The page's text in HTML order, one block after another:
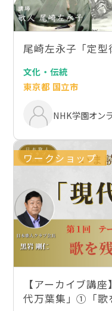
尾崎左永子「定型
文化・伝統
東京都 国立市
NHK学園オン
ワークショップ
【アーカイブ講
代万葉集」①「